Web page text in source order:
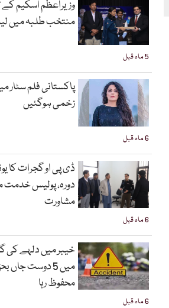
5 ماہ قبل
وزیراعظم اسکیم
منتخب طلبہ میں
6 ماہ قبل
پاکستانی فلم سٹار
زخمی ہوگئیں
6 ماہ قبل
ڈی پی او گجرات کا
دورہ، پولیس خدمت
مشاورت
6 ماہ قبل
خیبر میں دلہے کی
میں 5 دوست جاں
محفوظ رہا